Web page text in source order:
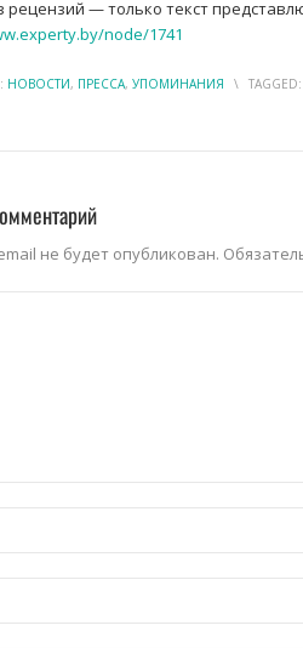
рецензий — только текст
node/1741
НОВОСТИ, ПРЕССА, УПОМИНАНИЯ \ TAGGED:
не будет опубликован.